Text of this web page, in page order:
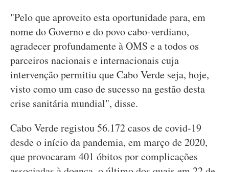
"Pelo que aproveito esta oportunidade para, em
nome do Governo e do povo cabo-verdiano,
agradecer profundamente à OMS e a todos os
parceiros nacionais e internacionais cuja
intervenção permitiu que Cabo Verde seja, hoje,
visto como um caso de sucesso na gestão desta
crise sanitária mundial", disse.
Cabo Verde registou 56.172 casos de covid-19
desde o início da pandemia, em março de 2020,
que provocaram 401 óbitos por complicações